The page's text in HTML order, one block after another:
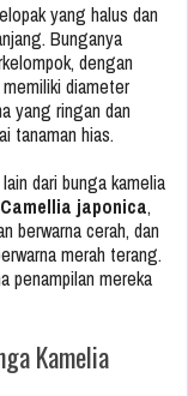
yang halus dan
Bunganya
dengan
diameter
yang ringan dan
tanaman hias.
dari bunga kamelia
Camellia japonica,
berwarna cerah, dan
merah terang.
penampilan mereka
Kamelia